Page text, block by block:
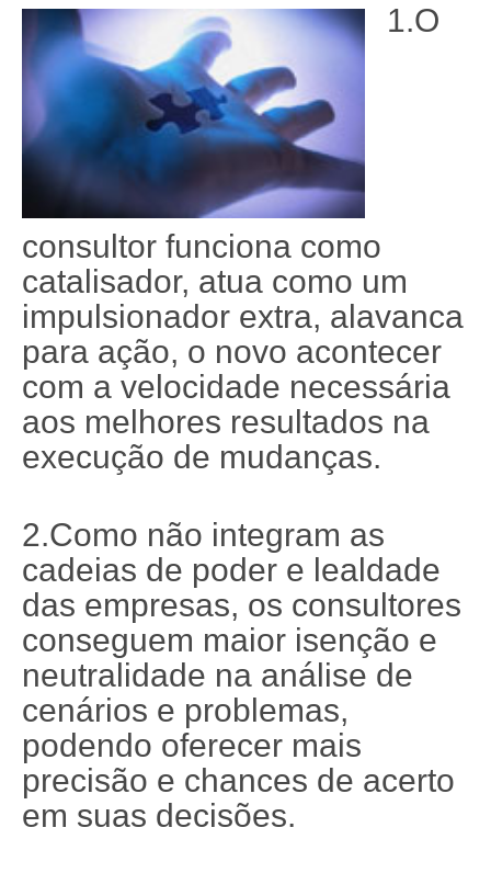
1.O
consultor funciona como
catalisador, atua como um
impulsionador extra, alavanca
para ação, o novo acontecer
com a velocidade necessária
aos melhores resultados na
execução de mudanças.
2.Como não integram as
cadeias de poder e lealdade
das empresas, os consultores
conseguem maior isenção e
neutralidade na análise de
cenários e problemas,
podendo oferecer mais
precisão e chances de acerto
em suas decisões.